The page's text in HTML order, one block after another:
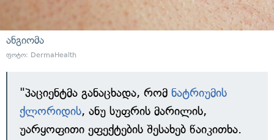
ანგიომა
ფოტო: DermaHealth
"პაციენტმა განაცხადა, რომ ნატრიუმის
ქლორიდის, ანუ სუფრის მარილის,
უარყოფითი ეფექტების შესახებ წაიკითხა.